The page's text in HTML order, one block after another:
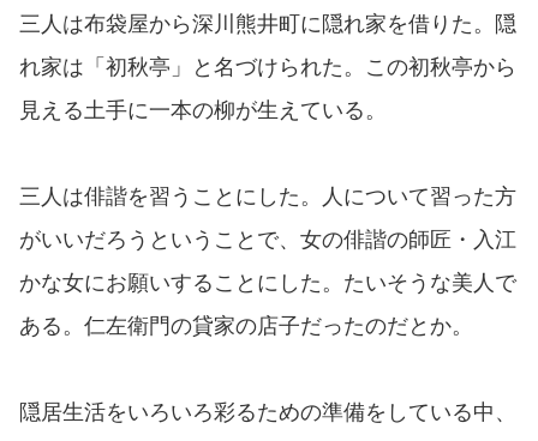
三人は布袋屋から深川熊井町に隠れ家を借りた。隠
れ家は「初秋亭」と名づけられた。この初秋亭から
見える土手に一本の柳が生えている。
三人は俳諧を習うことにした。人について習った方
がいいだろうということで、女の俳諧の師匠・入江
かな女にお願いすることにした。たいそうな美人で
ある。仁左衛門の貸家の店子だったのだとか。
隠居生活をいろいろ彩るための準備をしている中、